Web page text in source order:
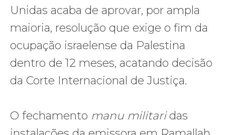
Unidas acaba de aprovar, por ampla
maioria, resolução que exige o fim da
ocupação israelense da Palestina
dentro de 12 meses, acatando decisão
da Corte Internacional de Justiça.
O fechamento manu militaridas